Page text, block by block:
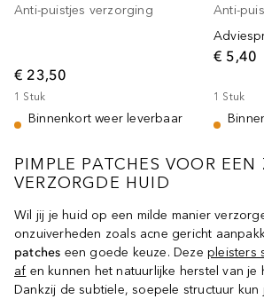
Anti-puistjes verzorging
€ 23,50
1 Stuk
Binnenkort weer leverbaar
Anti-
€ 5,40
1 Stuk
PIMPLE PATCHES VOOR EEN
VERZORGDE HUID
Wil jij je huid op een milde manier
onzuiverheden zoals acne gericht
patches een goede keuze. Dezepleisters
af en kunnen het natuurlijke herstel van je
Dankzij de subtiele, soepele structuur